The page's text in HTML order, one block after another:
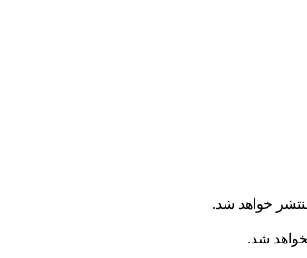
خواهد شد.
شد.